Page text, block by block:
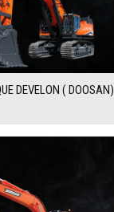
DEVELON ( DOOSAN)